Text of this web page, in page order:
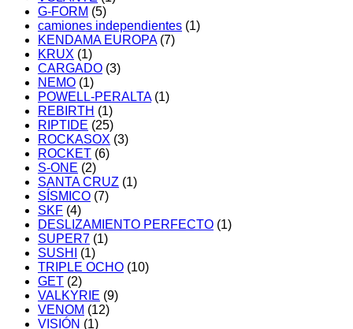
G-FORM (5)
camiones independientes (1)
KENDAMA EUROPA (7)
KRUX (1)
CARGADO (3)
NEMO (1)
POWELL-PERALTA (1)
REBIRTH (1)
RIPTIDE (25)
ROCKASOX (3)
ROCKET (6)
S-ONE (2)
SANTA CRUZ (1)
SÍSMICO (7)
SKF (4)
DESLIZAMIENTO PERFECTO (1)
SUPER7 (1)
SUSHI
(1)
TRIPLE OCHO (10)
GET (2)
VALKYRIE (9)
VENOM (12)
VISIÓN (1)